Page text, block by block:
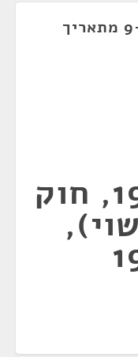
ישיבת ועדה של הכנסת ה-9 מתאריך
התשל"ט-1979, חוק